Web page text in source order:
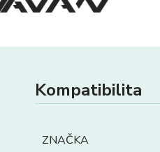
Kompatibilita
ZNAČKA